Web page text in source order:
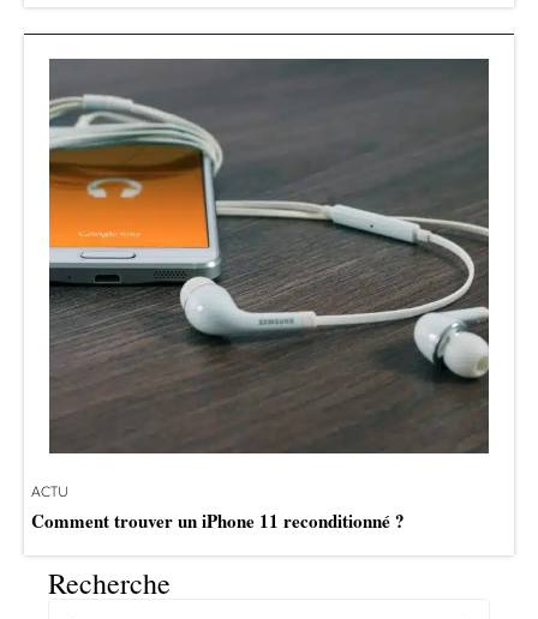
ACTU
Comment trouver un iPhone 11 reconditionné ?
Recherche